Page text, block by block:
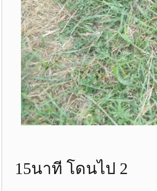
15นาที โดนไป 2